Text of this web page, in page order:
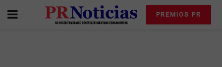
PREMIOS PR